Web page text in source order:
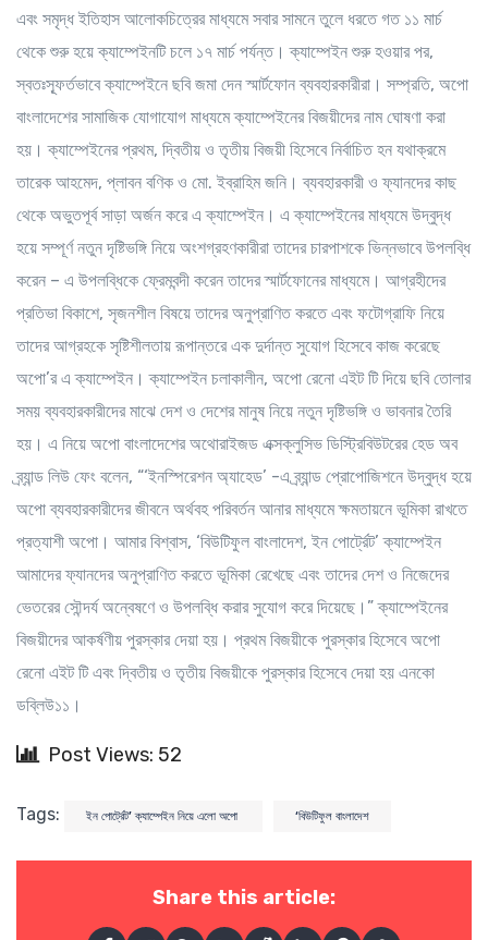
এবং সমৃদ্ধ ইতিহাস আলোকচিত্রের মাধ্যমে সবার সামনে তুলে ধরতে গত ১১ মার্চ
থেকে শুরু হয়ে ক্যাম্পেইনটি চলে ১৭ মার্চ পর্যন্ত। ক্যাম্পেইন শুরু হওয়ার পর,
স্বতঃস্ফূর্তভাবে ক্যাম্পেইনে ছবি জমা দেন স্মার্টফোন ব্যবহারকারীরা। সম্প্রতি, অপো
বাংলাদেশের সামাজিক যোগাযোগ মাধ্যমে ক্যাম্পেইনের বিজয়ীদের নাম ঘোষণা করা
হয়। ক্যাম্পেইনের প্রথম, দ্বিতীয় ও তৃতীয় বিজয়ী হিসেবে নির্বাচিত হন যথাক্রমে
তারেক আহমেদ, প্লাবন বণিক ও মো. ইব্রাহিম জনি। ব্যবহারকারী ও ফ্যানদের কাছ
থেকে অভুতপূর্ব সাড়া অর্জন করে এ ক্যাম্পেইন। এ ক্যাম্পেইনের মাধ্যমে উদ্বুদ্ধ
হয়ে সম্পূর্ণ নতুন দৃষ্টিভঙ্গি নিয়ে অংশগ্রহণকারীরা তাদের চারপাশকে ভিন্নভাবে উপলব্ধি
করেন – এ উপলব্ধিকে ফ্রেমবন্দী করেন তাদের স্মার্টফোনের মাধ্যমে। আগ্রহীদের
প্রতিভা বিকাশে, সৃজনশীল বিষয়ে তাদের অনুপ্রাণিত করতে এবং ফটোগ্রাফি নিয়ে
তাদের আগ্রহকে সৃষ্টিশীলতায় রূপান্তরে এক দুর্দান্ত সুযোগ হিসেবে কাজ করেছে
অপো’র এ ক্যাম্পেইন। ক্যাম্পেইন চলাকালীন, অপো রেনো এইট টি দিয়ে ছবি তোলার
সময় ব্যবহারকারীদের মাঝে দেশ ও দেশের মানুষ নিয়ে নতুন দৃষ্টিভঙ্গি ও ভাবনার তৈরি
হয়। এ নিয়ে অপো বাংলাদেশের অথোরাইজড এক্সক্লুসিভ ডিস্ট্রিবিউটরের হেড অব
ব্র্যান্ড লিউ ফেং বলেন, “‘ইনস্পিরেশন অ্যাহেড’ -এ ব্র্যান্ড প্রোপোজিশনে উদ্বুদ্ধ হয়ে
অপো ব্যবহারকারীদের জীবনে অর্থবহ পরিবর্তন আনার মাধ্যমে ক্ষমতায়নে ভূমিকা রাখতে
প্রত্যাশী অপো। আমার বিশ্বাস, ‘বিউটিফুল বাংলাদেশ, ইন পোর্ট্রেট’ ক্যাম্পেইন
আমাদের ফ্যানদের অনুপ্রাণিত করতে ভূমিকা রেখেছে এবং তাদের দেশ ও নিজেদের
ভেতরের সৌন্দর্য অন্বেষণে ও উপলব্ধি করার সুযোগ করে দিয়েছে।” ক্যাম্পেইনের
বিজয়ীদের আকর্ষণীয় পুরস্কার দেয়া হয়। প্রথম বিজয়ীকে পুরস্কার হিসেবে অপো
রেনো এইট টি এবং দ্বিতীয় ও তৃতীয় বিজয়ীকে পুরস্কার হিসেবে দেয়া হয় এনকো
ডব্লিউ১১।
Post Views: 52
Tags: ইন পোর্ট্রেট’ ক্যাম্পেইন নিয়ে এলো অপো ‘বিউটিফুল বাংলাদেশ
Share this article: